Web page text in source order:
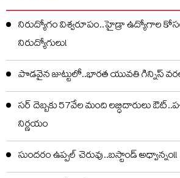
నిరుద్యోగం విశ్వరూపం..హైడ్రా ఉద్యోగాల
నిరుద్యోగులు!
పొడవైన జుట్టులో..భారత యువతి గిన్నిస్
సర్ దెబ్బకు 57వేల మంది లబ్ధిదారులు
నిర్ణయం
సుందరం ఉప్పల్ చెరువు..బస్టాండ్ అధ్వాన్నం!!